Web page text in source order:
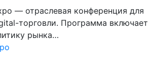
— отраслевая конференция для
торговли. Программа включает
рынка…